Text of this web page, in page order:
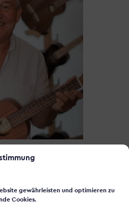
gewährleisten und optimieren zu
Cookies.
MARX
34